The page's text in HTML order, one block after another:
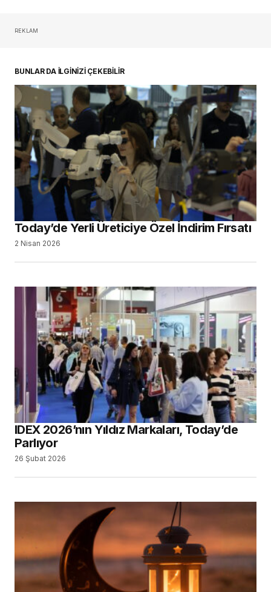
IDEX 2026’nın Yıldız Markaları, Today’de
Parlıyor
26 Şubat 2026
British Dental Association Ramazan Ayı İçin
İki Ayrı Destek Rehberi Yayımladı
24 Şubat 2026